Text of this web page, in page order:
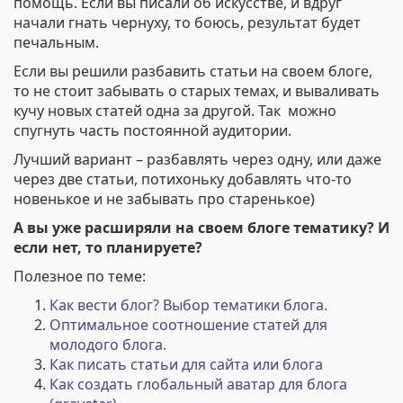
начали гнать чернуху, то боюсь, результат будет
печальным.
Если вы решили разбавить статьи на своем блоге,
то не стоит забывать о старых темах, и вываливать
кучу новых статей одна за другой. Так можно
спугнуть часть постоянной аудитории.
Лучший вариант – разбавлять через одну, или даже
через две статьи, потихоньку добавлять что-то
новенькое и не забывать про старенькое)
А вы уже расширяли на своем блоге тематику? И
если нет, то планируете?
Полезное по теме:
Как вести блог? Выбор тематики блога.
Оптимальное соотношение статей для
молодого блога.
Как писать статьи для сайта или блога
Как создать глобальный аватар для блога